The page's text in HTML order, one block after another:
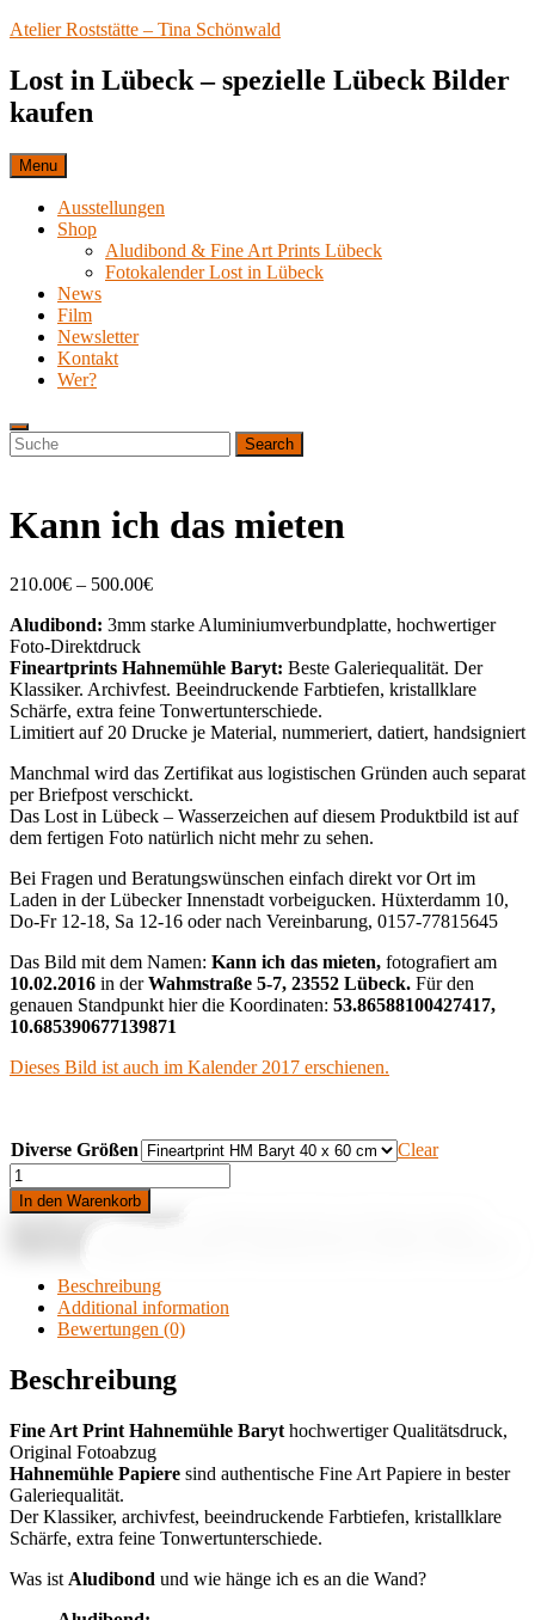
Skip
content
Atelier Roststätte – Tina Schönwald
Lost in Lübeck – spezielle Lübeck Bilder
kaufen
Menu
Ausstellungen
Shop
Aludibond & Fine Art Prints Lübeck
Fotokalender Lost in Lübeck
News
Film
Newsletter
Kontakt
Wer?
Search
Search
for:
Search
Kann ich das mieten
210.00€ – 500.00€Price
210.00€
500.00€
Aludibond: 3mm starke Aluminiumverbundplatte, hochwertiger
Foto-Direktdruck
Fineartprints Hahnemühle Baryt: Beste Galeriequalität. Der
Klassiker. Archivfest. Beeindruckende Farbtiefen, kristallklare
Schärfe, extra feine Tonwertunterschiede.
Limitiert auf 20 Drucke je Material, nummeriert, datiert, handsigniert
Manchmal wird das Zertifikat aus logistischen Gründen auch separat
per Briefpost verschickt.
Das Lost in Lübeck – Wasserzeichen auf diesem Produktbild ist auf
dem fertigen Foto natürlich nicht mehr zu sehen.
Bei Fragen und Beratungswünschen einfach direkt vor Ort im
Laden in der Lübecker Innenstadt vorbeigucken. Hüxterdamm 10,
Do-Fr 12-18, Sa 12-16 oder nach Vereinbarung, 0157-77815645
Das Bild mit dem Namen: Kann ich das mieten, fotografiert am
10.02.2016 in derWahmstraße 5-7, 23552 Lübeck. Für den
genauen Standpunkt hier die Koordinaten: 53.86588100427417,
10.685390677139871
Dieses Bild ist auch im Kalender 2017 erschienen.
Diverse Größen
Clear
Kann
ich
das
In den Warenkorb
Beschreibung
Additional information
Bewertungen (0)
Beschreibung
Fine Art Print Hahnemühle Baryt hochwertiger Qualitätsdruck,
Original Fotoabzug
Hahnemühle Papiere sind authentische Fine Art Papiere in bester
Galeriequalität.
Der Klassiker, archivfest, beeindruckende Farbtiefen, kristallklare
Schärfe, extra feine Tonwertunterschiede.
Was ist Aludibond und wie hänge ich es an die Wand?